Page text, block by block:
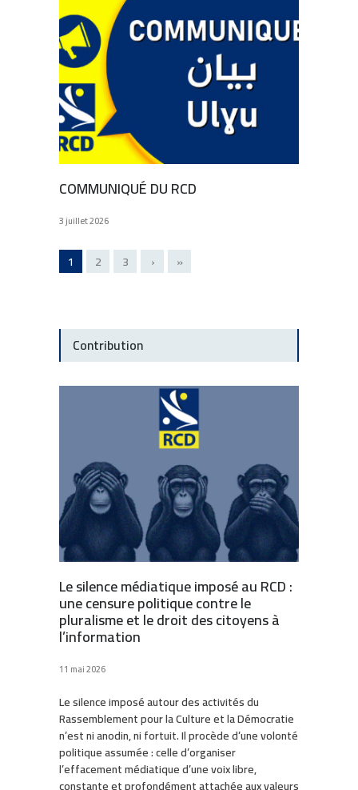
COMMUNIQUÉ DU RCD
3 juillet 2026
1 2 3 › »
Contribution
Le silence médiatique imposé au RCD :
une censure politique contre le
pluralisme et le droit des citoyens à
l’information
11 mai 2026
Le silence imposé autour des activités du
Rassemblement pour la Culture et la Démocratie
n’est ni anodin, ni fortuit. Il procède d’une volonté
politique assumée : celle d’organiser
l’effacement médiatique d’une voix libre,
constante et profondément attachée aux valeurs